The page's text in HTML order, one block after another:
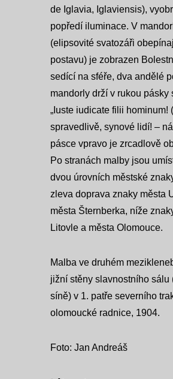
de Iglavia, Iglaviensis),
popředí iluminace. V
(elipsovité svatozáři
postavu) je zobrazen
sedící na sféře, dva andělé
mandorly drží v rukou pásky
„Iuste iudicate filii hominum!
spravedlivě, synové lidí! –
pásce vpravo je zrcadlově
Po stranách malby jsou
dvou úrovních městské
zleva doprava znaky města
města Šternberka, níže
Litovle a města Olomouce.
Malba ve druhém
jižní stěny slavnostního sálu
síně) v 1. patře severního
olomoucké radnice, 1904.
Foto: Jan Andreáš